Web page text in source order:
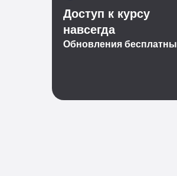
Доступ к курсу
навсегда
Обновления бесплатны